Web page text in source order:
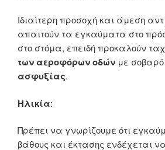
Ιδιαίτερη προσοχή και άμεση
απαιτούν τα εγκαύματα στο
στο στόμα, επειδή προκαλούν
των αεροφόρων οδών με σοβαρό
ασφυξίας.
Ηλικία:
Πρέπει να γνωρίζουμε ότι
βάθους και έκτασης ενδέχεται